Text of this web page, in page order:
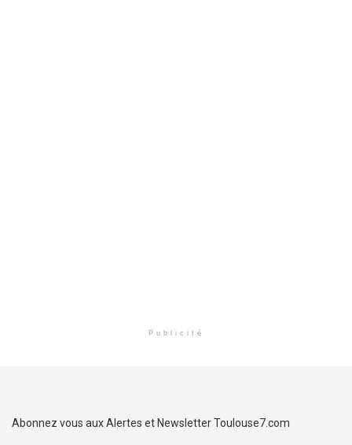
Publicité
Abonnez vous aux Alertes et Newsletter Toulouse7.com